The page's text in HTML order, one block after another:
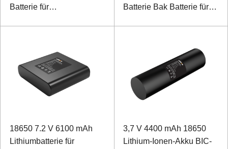
Batterie für
Batterie Bak Batterie für
18650 7.2 V 6100 mAh
Lithiumbatterie für
3,7 V 4400 mAh 18650
Lithium-Ionen-Akku BIC-